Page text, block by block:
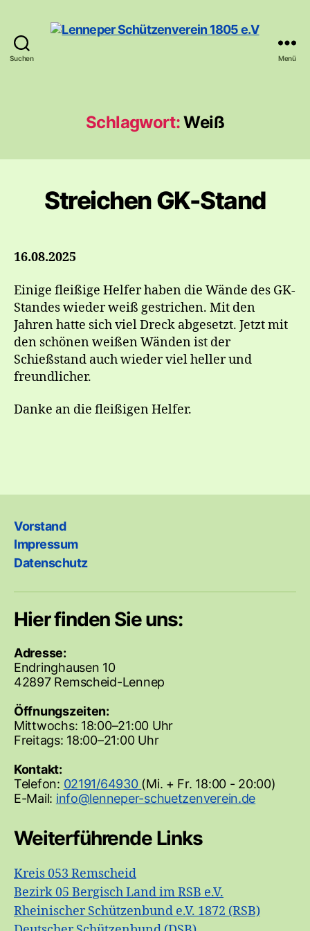
Suchen
e.V
Menü
Schlagwort:Weiß
Streichen GK-Stand
16.08.2025
Einige fleißige Helfer haben die Wände des GK-
Standes wieder weiß gestrichen. Mit den
Jahren hatte sich viel Dreck abgesetzt. Jetzt mit
den schönen weißen Wänden ist der
Schießstand auch wieder viel heller und
freundlicher.
Danke an die fleißigen Helfer.
Vorstand
Impressum
Datenschutz
Hier finden Sie uns:
Adresse:
Endringhausen 10
42897 Remscheid-Lennep
Öffnungszeiten:
Mittwochs: 18:00–21:00 Uhr
Freitags: 18:00–21:00 Uhr
Kontakt:
Telefon: 02191/64930 (Mi. + Fr. 18:00 - 20:00)
E-Mail:
Weiterführende Links
Kreis 053 Remscheid
Bezirk 05 Bergisch Land im RSB e.V.
Rheinischer Schützenbund e.V. 1872 (RSB)